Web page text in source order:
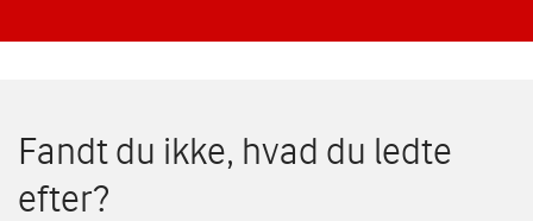
Fandt du ikke, hvad du ledte
efter?